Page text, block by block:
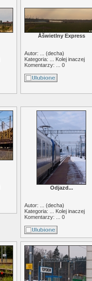
Åšwietlny Express
Autor: ... (decha)
Kategoria: ... Kolej inaczej
Komentarzy: ... 0
Odjazd...
Autor: ... (decha)
Kategoria: ... Kolej inaczej
Komentarzy: ... 0